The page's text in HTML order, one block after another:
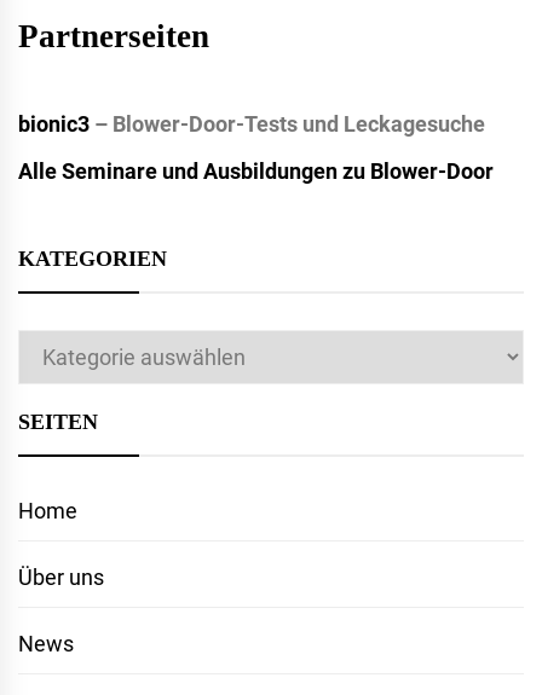
Partnerseiten
bionic3 – Blower-Door-Tests und Leckagesuche
Alle Seminare und Ausbildungen zu Blower-Door
KATEGORIEN
Kategorien
SEITEN
Home
Über uns
News